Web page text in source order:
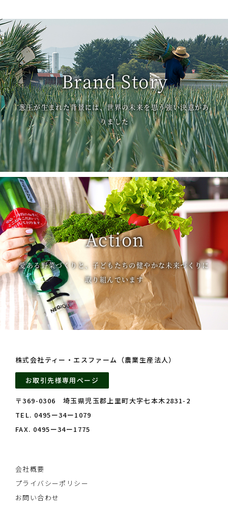
Brand Story
葱王が生まれた背景には、世界の未来を思う強い決意があ
りました
Action
愛ある野菜づくりと、子どもたちの健やかな未来づくりに
取り組んでいます
株式会社ティー・エスファーム（農業生産法人）
お取引先様専用ページ
〒369‑0306 埼玉県児玉郡上里町大字七本木2831‑2
TEL. 0495ー34ー1079
FAX. 0495ー34ー1775
会社概要
プライバシーポリシー
お問い合わせ